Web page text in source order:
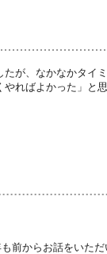
が、なかなかタイ
ればよかった」と
前からお話をいた